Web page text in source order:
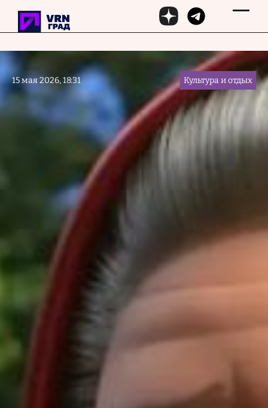
Перейти к основному содержанию
15 мая 2026, 18:31 Культура и отдых